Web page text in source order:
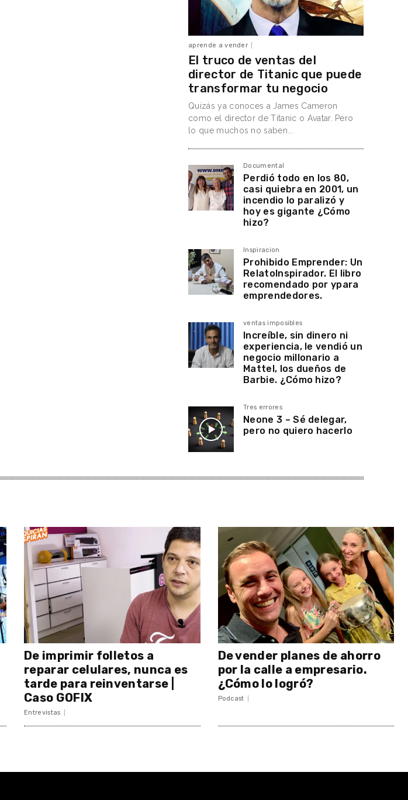
aprende a vender
El truco de ventas del
director de Titanic que puede
transformar tu negocio
Quizás ya conoces a James Cameron
como el director de Titanic o Avatar. Pero
lo que muchos no saben...
Documental
Perdió todo en los 80,
casi quiebra en 2001, un
incendio lo paralizó y
hoy es gigante ¿Cómo
hizo?
Inspiracion
Prohibido Emprender: Un
RelatoInspirador. El libro
recomendado por ypara
emprendedores.
ventas imposibles
Increíble, sin dinero ni
experiencia, le vendió un
negocio millonario a
Mattel, los dueños de
Barbie. ¿Cómo hizo?
Tres errores
Neone 3 – Sé delegar,
pero no quiero hacerlo
De imprimir folletos a
reparar celulares, nunca es
tarde para reinventarse |
Caso GOFIX
Entrevistas
De vender planes de ahorro
por la calle a empresario.
¿Cómo lo logró?
Podcast